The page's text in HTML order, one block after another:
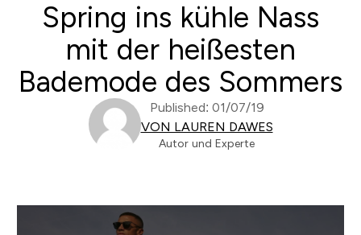
Spring ins kühle Nass
mit der heißesten
Bademode des Sommers
Published: 01/07/19
VON LAUREN DAWES
Autor und Experte